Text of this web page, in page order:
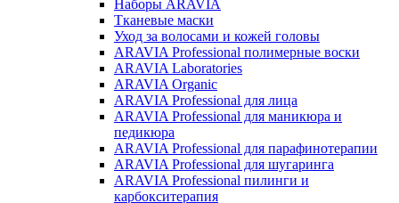
Наборы ARAVIA
Тканевые маски
Уход за волосами и кожей головы
ARAVIA Professional полимерные воски
ARAVIA Laboratories
ARAVIA Organic
ARAVIA Professional для лица
ARAVIA Professional для маникюра и
педикюра
ARAVIA Professional для парафинотерапии
ARAVIA Professional для шугаринга
ARAVIA Professional пилинги и
карбокситерапия